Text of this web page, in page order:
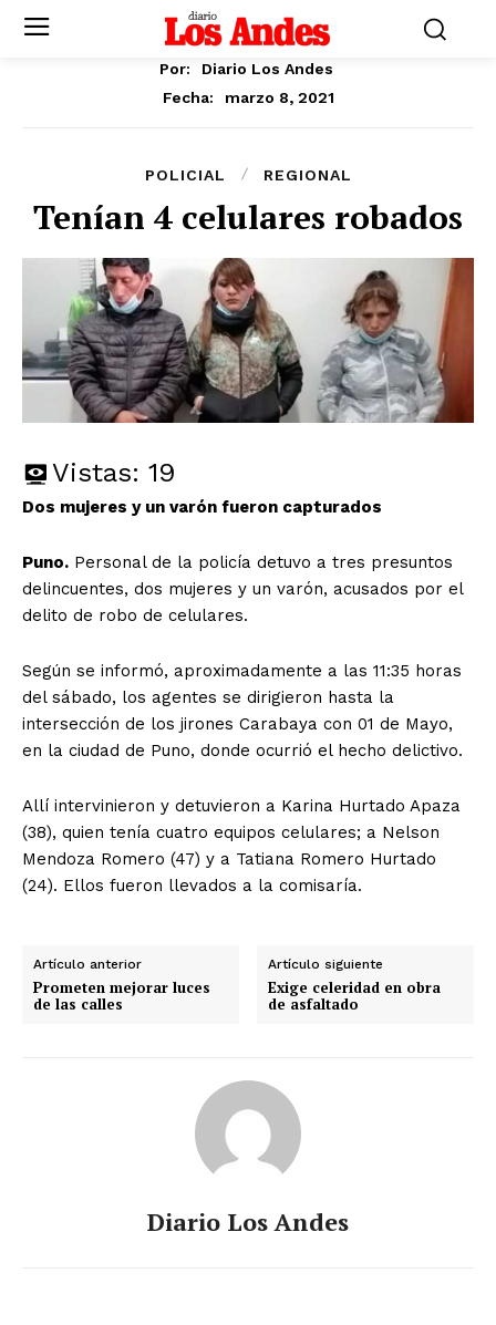
Por:
Diario Los Andes
Fecha:
marzo 8, 2021
POLICIAL REGIONAL
Tenían 4 celulares robados
Vistas: 19
Dos mujeres y un varón fueron capturados
Puno. Personal de la policía detuvo a tres presuntos
delincuentes, dos mujeres y un varón, acusados por el
delito de robo de celulares.
Según se informó, aproximadamente a las 11:35 horas
del sábado, los agentes se dirigieron hasta la
intersección de los jirones Carabaya con 01 de Mayo,
en la ciudad de Puno, donde ocurrió el hecho delictivo.
Allí intervinieron y detuvieron a Karina Hurtado Apaza
(38), quien tenía cuatro equipos celulares; a Nelson
Mendoza Romero (47) y a Tatiana Romero Hurtado
(24). Ellos fueron llevados a la comisaría.
Artículo anterior
Prometen mejorar luces
de las calles
Artículo siguiente
Exige celeridad en obra
de asfaltado
Diario Los Andes